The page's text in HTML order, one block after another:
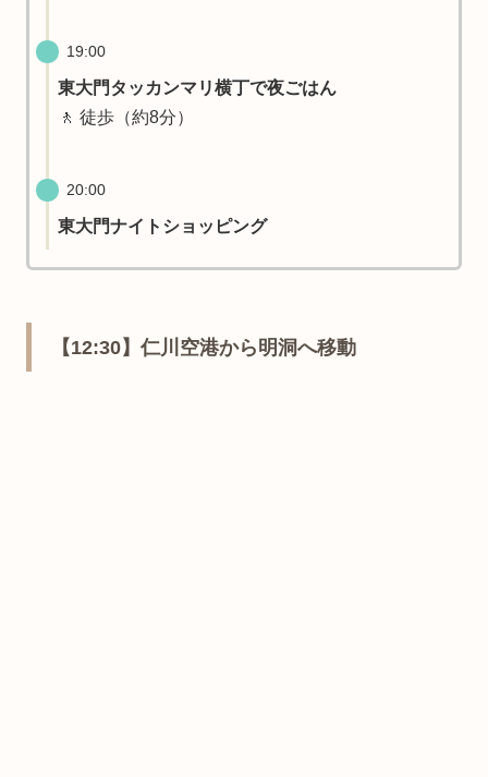
19:00
東大門タッカンマリ横丁で夜ごはん
🚶 徒歩（約8分）
20:00
東大門ナイトショッピング
【12:30】仁川空港から明洞へ移動